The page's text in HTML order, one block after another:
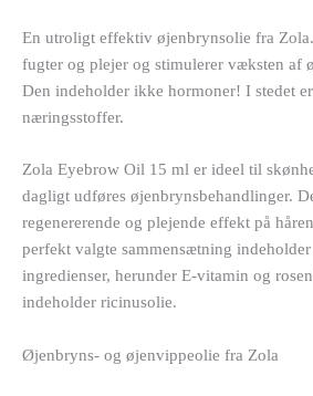
En utroligt effektiv øjenbrynsolie fra
fugter og plejer og stimulerer væksten af
Den indeholder ikke hormoner! I stedet
næringsstoffer.
Zola Eyebrow Oil 15 ml er ideel til
dagligt udføres øjenbrynsbehandlinger.
regenererende og plejende effekt på
perfekt valgte sammensætning
ingredienser, herunder E-vitamin og
indeholder ricinusolie.
Øjenbryns- og øjenvippeolie fra Zola